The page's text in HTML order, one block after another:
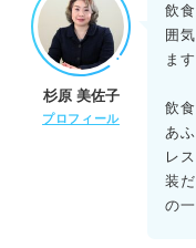
杉原 美佐子
プロフィール
飲
囲
ます
飲
あ
レ
装
の